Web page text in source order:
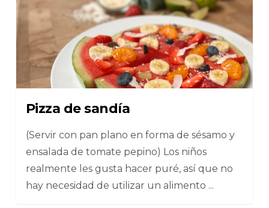
Pizza de sandía
(Servir con pan plano en forma de sésamo y
ensalada de tomate pepino) Los niños
realmente les gusta hacer puré, así que no
hay necesidad de utilizar un alimento ...